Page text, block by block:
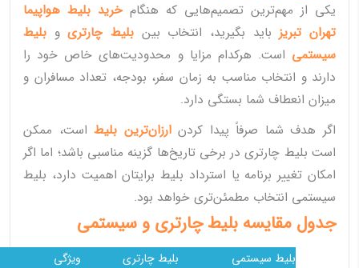
یکی از مهم‌ترین تصمیم‌هایی که هنگام خرید بلیط هواپیما
تهران تبریزباید بگیرید، انتخاب بین بلیط چارتریو بلیط
سیستمی است. هرکدام مزایا و محدودیت‌های خاص خود را
دارند و انتخاب مناسب به زمان سفر، بودجه، تعداد مسافران و
میزان انعطاف شما بستگی دارد.
اگر هدف شما صرفاً پیدا کردنارزان‌ترین بلیطاست، ممکن
است بلیط چارتری در برخی تاریخ‌ها گزینه مناسبی باشد؛ اما اگر
امکان تغییر برنامه یا استرداد بلیط برایتان اهمیت دارد، بلیط
سیستمی انتخاب مطمئن‌تری خواهد بود.
جدول مقایسه بلیط چارتری و سیستمی
ویژگی بلیط چارتری بلیط سیستمی